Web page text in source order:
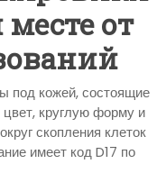
от
под кожей, состоящие
круглую форму и
скопления клеток
имеет код D17 по